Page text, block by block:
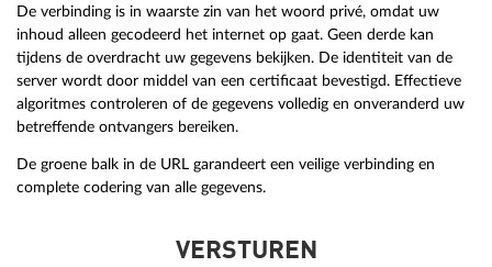
De verbinding is in waarste zin van het woord privé, omdat uw
inhoud alleen gecodeerd het internet op gaat. Geen derde kan
tijdens de overdracht uw gegevens bekijken. De identiteit van de
server wordt door middel van een certificaat bevestigd. Effectieve
algoritmes controleren of de gegevens volledig en onveranderd uw
betreffende ontvangers bereiken.
De groene balk in de URL garandeert een veilige verbinding en
complete codering van alle gegevens.
VERSTUREN